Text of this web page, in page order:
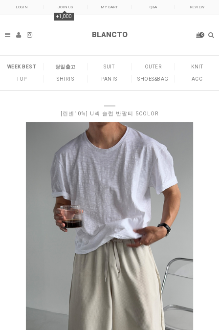
LOGIN JOIN US
+1,000
MY CART Q&A REVIEW
BLANCTO 0
WEEK BEST 당일출고 SUIT OUTER KNIT
TOP SHIRTS PANTS SHOES&BAG ACC
[린넨10%] U넥 슬럽 반팔티 5COLOR